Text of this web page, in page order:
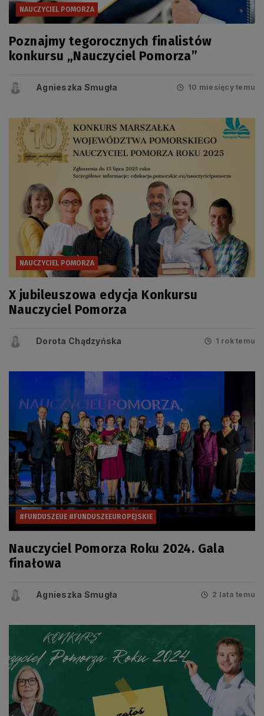
NAUCZYCIEL POMORZA
Poznajmy tegorocznych finalistów
konkursu „Nauczyciel Pomorza”
Agnieszka Smugła 10 miesięcy temu
NAUCZYCIEL POMORZA
X jubileuszowa edycja Konkursu
Nauczyciel Pomorza
Dorota Chądzyńska 1 rok temu
#FUNDUSZEUE #FUNDUSZEEUROPEJSKIE
Nauczyciel Pomorza Roku 2024. Gala
finałowa
Agnieszka Smugła 2 lata temu